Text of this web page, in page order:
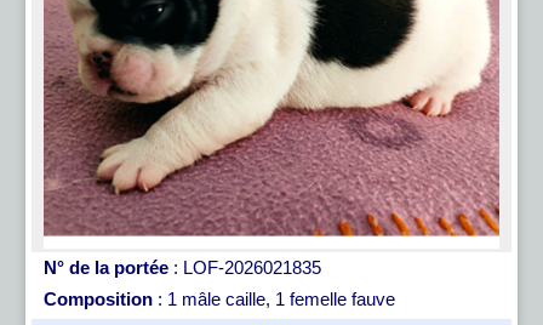
N° de la portée : LOF-2026021835
Composition : 1 mâle caille, 1 femelle fauve